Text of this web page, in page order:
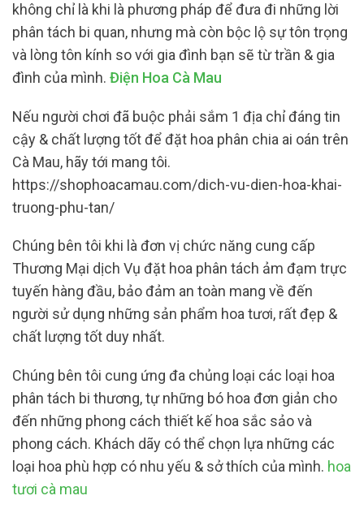
không chỉ là khi là phương pháp để đưa đi những lời
phân tách bi quan, nhưng mà còn bộc lộ sự tôn trọng
và lòng tôn kính so với gia đình bạn sẽ từ trần & gia
đình của mình. Điện Hoa Cà Mau
Nếu người chơi đã buộc phải sắm 1 địa chỉ đáng tin
cậy & chất lượng tốt để đặt hoa phân chia ai oán trên
Cà Mau, hãy tới mang tôi.
https://shophoacamau.com/dich-vu-dien-hoa-khai-
truong-phu-tan/
Chúng bên tôi khi là đơn vị chức năng cung cấp
Thương Mại dịch Vụ đặt hoa phân tách ảm đạm trực
tuyến hàng đầu, bảo đảm an toàn mang về đến
người sử dụng những sản phẩm hoa tươi, rất đẹp &
chất lượng tốt duy nhất.
Chúng bên tôi cung ứng đa chủng loại các loại hoa
phân tách bi thương, tự những bó hoa đơn giản cho
đến những phong cách thiết kế hoa sắc sảo và
phong cách. Khách dãy có thể chọn lựa những các
loại hoa phù hợp có nhu yếu & sở thích của mình. hoa
tươi cà mau